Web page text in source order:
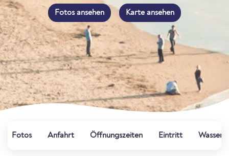
Fotos ansehen Karte ansehen
Fotos Anfahrt Öffnungszeiten Eintritt